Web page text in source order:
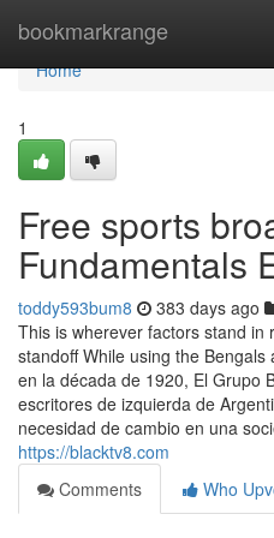
bookmarkrange
Home
Home
1
Free sports
Fundamentals
toddy593bum8 383 days ago
This is wherever factors stand in
standoff While using the
en la década de 1920, El Grupo
escritores de izquierda de
necesidad de cambio en una
https://blacktv8.com
Comments
Who